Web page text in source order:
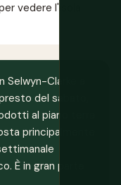
vedere l'isola
Clarke a
del sabato,
al piano terra
principalmente
È in gran parte